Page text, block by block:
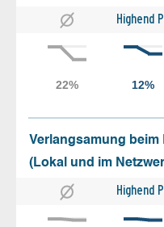
Highend
Verlangsamung
(Lokal und im
Highend